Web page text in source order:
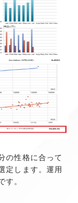
の性格に合って
定します。運用
。